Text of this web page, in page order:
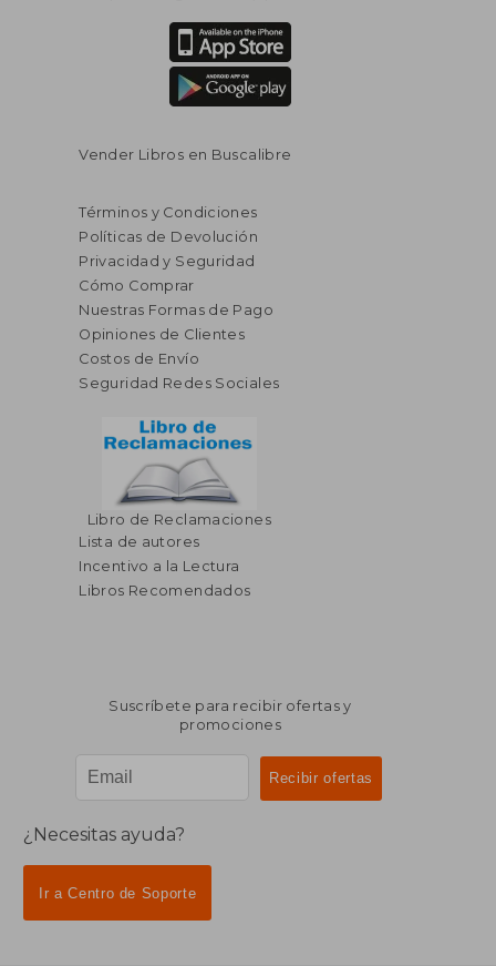
45%
dcto.
$ 83.15
$ 45.73
Vender Libros en Buscalibre
Términos y Condiciones
Políticas de Devolución
Privacidad y Seguridad
Cómo Comprar
Nuestras Formas de Pago
Opiniones de Clientes
Costos de Envío
Seguridad Redes Sociales
Libro de Reclamaciones
Lista de autores
Incentivo a la Lectura
Libros Recomendados
Suscríbete para recibir ofertas y
promociones
¿Necesitas ayuda?
Ir a Centro de Soporte